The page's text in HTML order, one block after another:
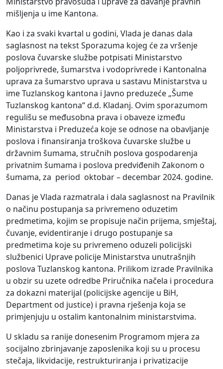
mišljenja u ime Kantona.
Kao i za svaki kvartal u godini, Vlada je danas dala
saglasnost na tekst Sporazuma kojeg će za vršenje
poslova čuvarske službe potpisati Ministarstvo
poljoprivrede, šumarstva i vodoprivrede i Kantonalna
uprava za šumarstvo uprava u sastavu Ministarstva u
ime Tuzlanskog kantona i Javno preduzeće „Šume
Tuzlanskog kantona“ d.d. Kladanj. Ovim sporazumom
regulišu se međusobna prava i obaveze između
Ministarstva i Preduzeća koje se odnose na obavljanje
poslova i finansiranja troškova čuvarske službe u
državnim šumama, stručnih poslova gospodarenja
privatnim šumama i poslova predviđenih Zakonom o
šumama, za period oktobar – decembar 2024. godine.
Danas je Vlada razmatrala i dala saglasnost na Pravilnik
o načinu postupanja sa privremeno oduzetim
predmetima, kojim se propisuje način prijema, smještaj,
čuvanje, evidentiranje i drugo postupanje sa
predmetima koje su privremeno oduzeli policijski
službenici Uprave policije Ministarstva unutrašnjih
poslova Tuzlanskog kantona. Prilikom izrade Pravilnika
u obzir su uzete odredbe Priručnika načela i procedura
za dokazni materijal (policijske agencije u BiH,
Department od justice) i pravna rješenja koja se
primjenjuju u ostalim kantonalnim ministarstvima.
U skladu sa ranije donesenim Programom mjera za
socijalno zbrinjavanje zaposlenika koji su u procesu
stečaja, likvidacije, restrukturiranja i privatizacije